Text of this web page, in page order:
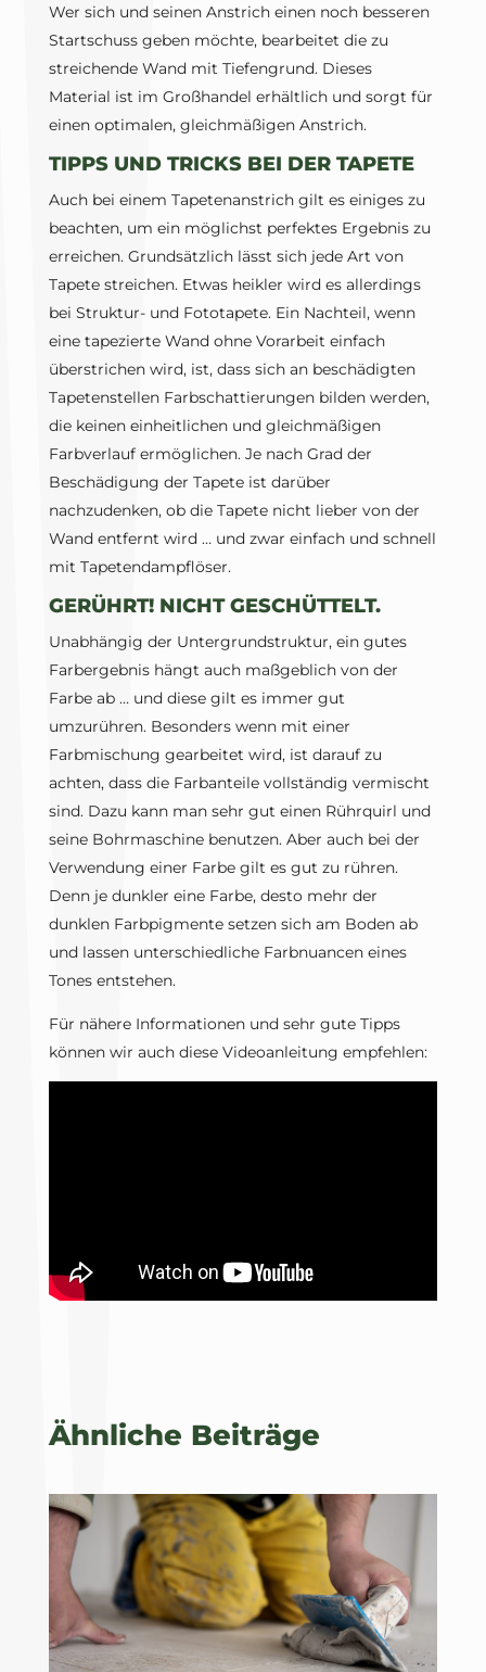
Wer sich und seinen Anstrich einen noch besseren
Startschuss geben möchte, bearbeitet die zu
streichende Wand mit Tiefengrund. Dieses
Material ist im Großhandel erhältlich und sorgt für
einen optimalen, gleichmäßigen Anstrich.
TIPPS UND TRICKS BEI DER TAPETE
Auch bei einem Tapetenanstrich gilt es einiges zu
beachten, um ein möglichst perfektes Ergebnis zu
erreichen. Grundsätzlich lässt sich jede Art von
Tapete streichen. Etwas heikler wird es allerdings
bei Struktur- und Fototapete. Ein Nachteil, wenn
eine tapezierte Wand ohne Vorarbeit einfach
überstrichen wird, ist, dass sich an beschädigten
Tapetenstellen Farbschattierungen bilden werden,
die keinen einheitlichen und gleichmäßigen
Farbverlauf ermöglichen. Je nach Grad der
Beschädigung der Tapete ist darüber
nachzudenken, ob die Tapete nicht lieber von der
Wand entfernt wird … und zwar einfach und schnell
mit Tapetendampflöser.
GERÜHRT! NICHT GESCHÜTTELT.
Unabhängig der Untergrundstruktur, ein gutes
Farbergebnis hängt auch maßgeblich von der
Farbe ab … und diese gilt es immer gut
umzurühren. Besonders wenn mit einer
Farbmischung gearbeitet wird, ist darauf zu
achten, dass die Farbanteile vollständig vermischt
sind. Dazu kann man sehr gut einen Rührquirl und
seine Bohrmaschine benutzen. Aber auch bei der
Verwendung einer Farbe gilt es gut zu rühren.
Denn je dunkler eine Farbe, desto mehr der
dunklen Farbpigmente setzen sich am Boden ab
und lassen unterschiedliche Farbnuancen eines
Tones entstehen.
Für nähere Informationen und sehr gute Tipps
können wir auch diese Videoanleitung empfehlen:
Ähnliche Beiträge